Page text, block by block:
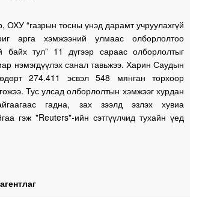
ОХУ “газрын тосны үнэд дарамт учруулахгүй
арга хэмжээний улмаас олборлолтоо
байх тул” 11 дүгээр сараас олборлолтыг
нэмэгдүүлэх санал тавьжээ. Харин Саудын
274.411 эсвэл 548 мянган торхоор
Тус улсад олборлолтын хэмжээг хурдан
гадна, зах зээлд эзлэх хувиа
гэж "Reuters"-ийн сэтгүүлчид тухайн үед